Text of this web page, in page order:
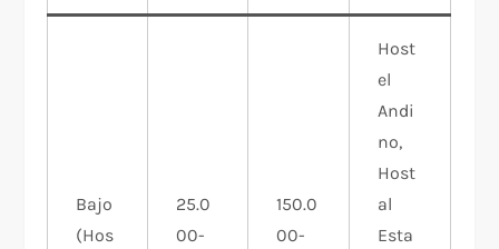
Bajo
(Hos
25.0
00-
150.0
00-
Host
el
Andi
no,
Host
al
Esta